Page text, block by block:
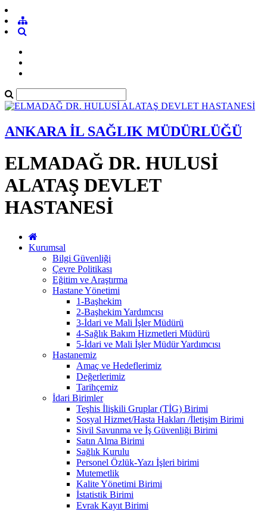
ANKARA İL SAĞLIK MÜDÜRLÜĞÜ
ELMADAĞ DR. HULUSİ
ALATAŞ DEVLET
HASTANESİ
Kurumsal
Bilgi Güvenliği
Çevre Politikası
Eğitim ve Araştırma
Hastane Yönetimi
1-Başhekim
2-Başhekim Yardımcısı
3-İdari ve Mali İşler Müdürü
4-Sağlık Bakım Hizmetleri Müdürü
5-İdari ve Mali İşler Müdür Yardımcısı
Hastanemiz
Amaç ve Hedeflerimiz
Değerlerimiz
Tarihçemiz
İdari Birimler
Teşhis İlişkili Gruplar (TİG) Birimi
Sosyal Hizmet/Hasta Hakları /İletişim Birimi
Sivil Savunma ve İş Güvenliği Birimi
Satın Alma Birimi
Sağlık Kurulu
Personel Özlük-Yazı İşleri birimi
Mutemetlik
Kalite Yönetimi Birimi
İstatistik Birimi
Evrak Kayıt Birimi